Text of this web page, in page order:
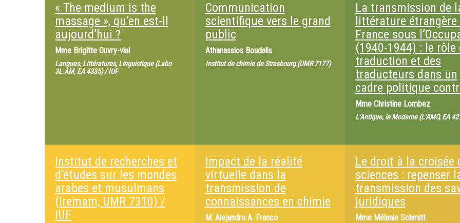
« The medium is the
massage », qu’en est-il
aujourd’hui ?
Mme Brigitte Ouvry-vial
Langues, Littératures, Linguistique (Labo
3L.AM, EA 4335) / IUF
Communication
scientifique vers le grand
public
Athanassios Boudalis
Institut de chimie de Strasbourg (UMR 7177)
La transmission de
littérature étrangère
France sous
(1940-1944) : le rôle
traduction et des
traducteurs dans un
cadre politique
Mme Christine Lombez
L’Antique, le Moderne (L’AMO, EA
Institut de recherches et
d’études sur les mondes
arabes et musulmans
(Iremam, UMR 7310) /
IUF
Impact de la réalité
virtuelle dans la
transmission de
connaissances en chimie
M. Alejandro A. Franco
Le droit à la croisée
sciences : repenser
transmission des
juridiques
Mme Mélanie Schmitt